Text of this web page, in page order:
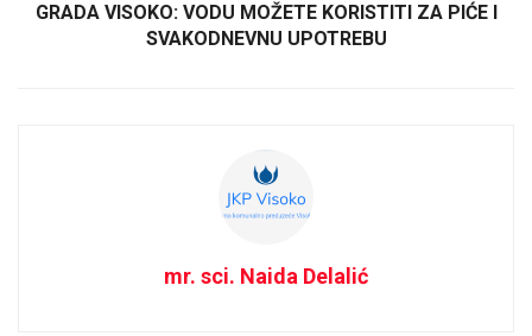
GRADA VISOKO: VODU MOŽETE KORISTITI ZA PIĆE I
SVAKODNEVNU UPOTREBU
mr. sci. Naida Delalić